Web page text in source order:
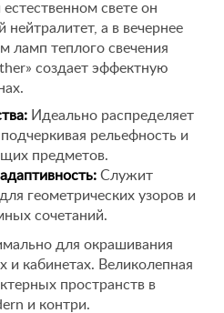
свете он
а в вечернее
ламп теплого свечения
создает эффектную
Идеально распределяет
рельефность и
предметов.
Служит
геометрических узоров и
сочетаний.
для окрашивания
и кабинетах. Великолепная
пространств в
и контри.